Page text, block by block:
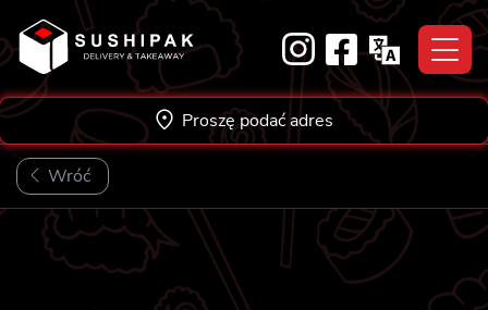
to
content
Proszę podać adres
Wróć